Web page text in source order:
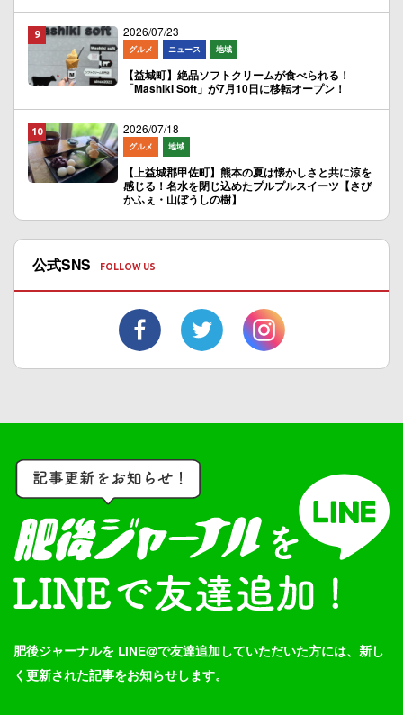
2026/07/23
グルメ ニュース 地域
【益城町】絶品ソフトクリームが食べられる！
「Mashiki Soft」が7月10日に移転オープン！
2026/07/18
グルメ 地域
【上益城郡甲佐町】熊本の夏は懐かしさと共に涼を
感じる！名水を閉じ込めたプルプルスイーツ【さび
かふぇ・山ぼうしの樹】
公式SNS
肥後ジャーナルを LINE@で友達追加していただいた方には、新し
く更新された記事をお知らせします。